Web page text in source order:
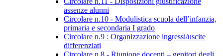
assenze alunni
Circolare n.10 - Modulistica scuola dell’infanzia,
primaria e secondaria I grado
Circolare n.9 : Organizzazione ingressi/uscite
differenziati